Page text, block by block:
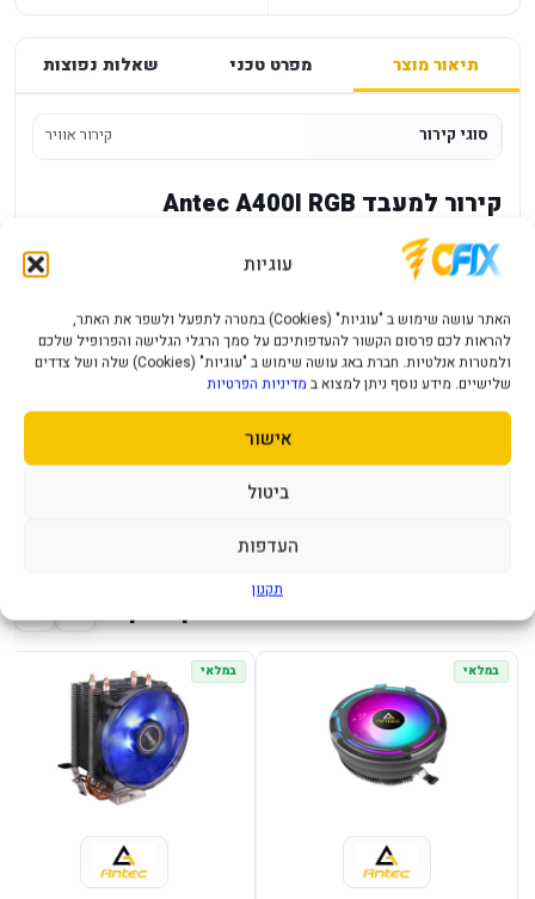
עוגיות
האתר עושה שימוש ב "עוגיות" (Cookies) במטרה לתפעל ולשפר את האתר,
להראות לכם פרסום הקשור להעדפותיכם על סמך הרגלי הגלישה והפרופיל שלכם
ולמטרות אנלטיות. חברת באג עושה שימוש ב "עוגיות" (Cookies) שלה ושל צדדים
שלישיים. מידע נוסף ניתן למצוא ב מדיניות הפרטיות
אישור
ביטול
העדפות
תקנון
תיאור מוצר מפרט טכני שאלות נפוצות
סוגי קירור קירור אוויר
קירור למעבד Antec A400I RGB
תאימות למעבדי AMD AM4/AM5
תאימות למעבדי INTEL115X,1200,1700 ,1851
גודל מאורר 120mm
מק"ט יצרן 0-761345-10913-0
גובה Clearance במ"מ 155
מספר מאוררים 1
הערה 4 Heat Pipes, Aluminum Fins
מוצרים נוספים שעשויים לעניין אותך
במלאי במלאי